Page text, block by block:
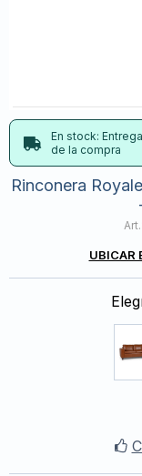
En stock:
de la compra
Rinconera
UBICAR